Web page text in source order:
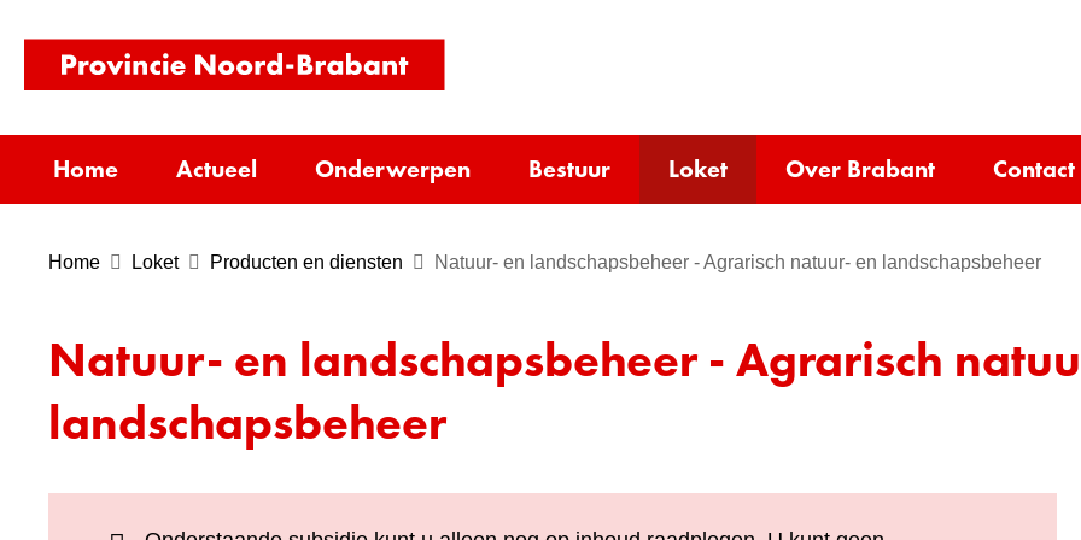
inhoud
homepage)
Home Actueel Onderwerpen Bestuur Loket Over Brabant Contact
Home Loket Producten en diensten Natuur- en landschapsbeheer - Agrarisch natuur- en landschapsbeheer
Natuur- en landschapsbeheer - Agrarisch
landschapsbeheer